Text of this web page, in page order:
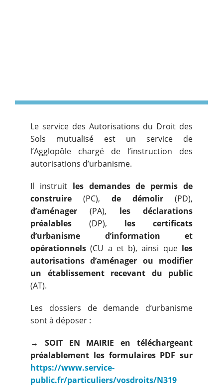
Le service des Autorisations du Droit des
Sols mutualisé est un service de
l’Agglopôle chargé de l’instruction des
autorisations d’urbanisme.
Il instruitles demandes de permis de
construire (PC), de démolir (PD),
d’aménager (PA), les déclarations
préalables (DP), les certificats
d’urbanisme d’information et
opérationnels (CU a et b), ainsi que les
autorisations d’aménager ou modifier
un établissement recevant du public
(AT).
Les dossiers de demande d’urbanisme
sont à déposer :
→ SOIT EN MAIRIE en téléchargeant
préalablement les formulaires PDF sur
https://www.service-
public.fr/particuliers/vosdroits/N319